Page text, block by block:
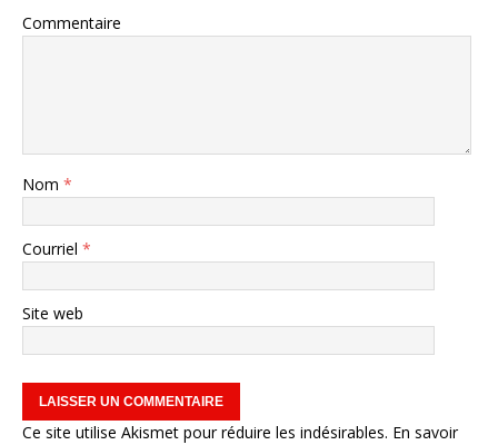
Commentaire
Nom *
Courriel *
Site web
Ce site utilise Akismet pour réduire les indésirables. En savoir